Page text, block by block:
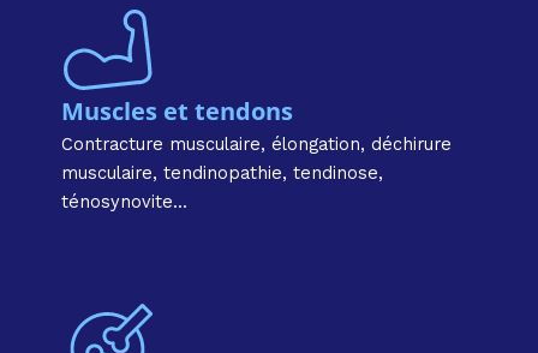
Muscles et tendons​
Contracture musculaire, élongation, déchirure
musculaire, tendinopathie, tendinose,
ténosynovite...